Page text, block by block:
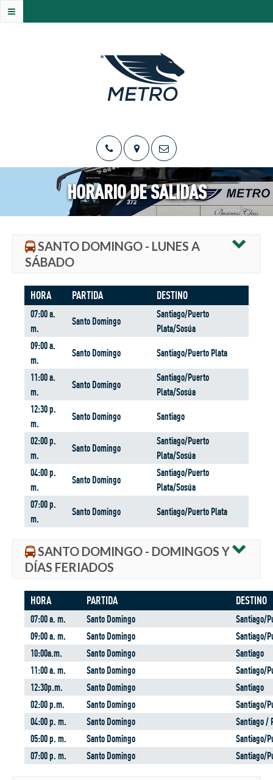
HORARIO DE SALIDAS
SANTO DOMINGO - LUNES A
SÁBADO
HORA PARTIDA DESTINO
07:00 a.
m.
Santo Domingo
Santiago/Puerto
Plata/Sosúa
09:00 a.
m.
Santo Domingo Santiago/Puerto Plata
11:00 a.
m.
Santo Domingo
Santiago/Puerto
Plata/Sosúa
12:30 p.
m.
Santo Domingo Santiago
02:00 p.
m.
Santo Domingo
Santiago/Puerto
Plata/Sosúa
04:00 p.
m.
Santo Domingo
Santiago/Puerto
Plata/Sosúa
07:00 p.
m.
Santo Domingo Santiago/Puerto Plata
SANTO DOMINGO - DOMINGOS Y
DÍAS FERIADOS
HORA PARTIDA DESTINO
07:00 a. m. Santo Domingo
Santiago/
09:00 a. m.
Santo Domingo
Santiago/
10:00a.m.
Santo Domingo
Santiago
11:00 a. m.
Santo Domingo
Santiago/
12:30p.m.
Santo Domingo
Santiago
02:00 p.m.
Santo Domingo
Santiago/
04:00 p. m.
Santo Domingo
Santiago /
05:00 p. m.
Santo Domingo
Santiago/
07:00 p. m.
Santo Domingo Santiago/